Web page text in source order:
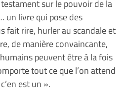
sur le pouvoir de la
un livre qui pose des
fait rire, hurler au scandale et
de manière convaincante,
peuvent être à la fois
tout ce que l’on attend
est un ».